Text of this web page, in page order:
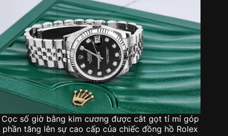
Cọc số giờ bằng kim cương được cắt gọt tỉ mỉ góp
phần tăng lên sự cao cấp của chiếc đồng hồ Rolex